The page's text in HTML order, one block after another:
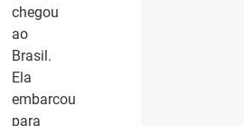
chegou
ao
Brasil.
Ela
embarcou
para